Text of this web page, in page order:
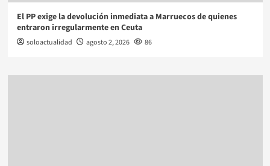
El PP exige la devolución inmediata a Marruecos de quienes
entraron irregularmente en Ceuta
soloactualidad agosto 2, 2026 86